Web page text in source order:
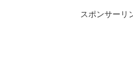
スポンサーリ